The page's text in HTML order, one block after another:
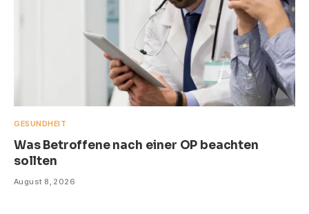
GESUNDHEIT
Was Betroffene nach einer OP beachten
sollten
August 8, 2026